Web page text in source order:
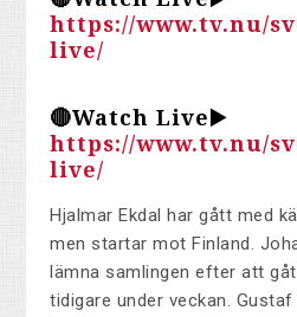
https://www.tv.nu/
live/
🔴Watch Live▶️
https://www.tv.nu/
live/
Hjalmar Ekdal har gått med
men startar mot Finland.
lämna samlingen efter att
tidigare under veckan.